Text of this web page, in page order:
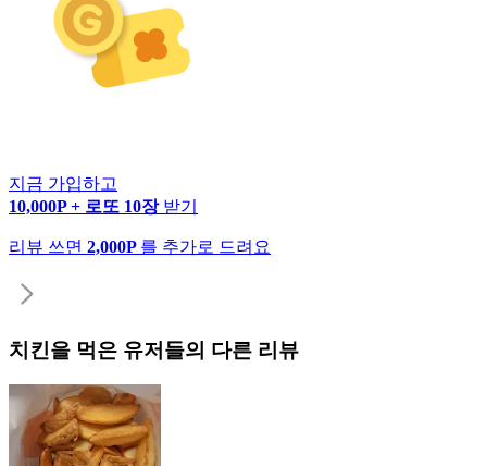
지금 가입하고
10,000P + 로또 10장 받기
리뷰 쓰면 2,000P 를 추가로 드려요
치킨을 먹은 유저들의 다른 리뷰